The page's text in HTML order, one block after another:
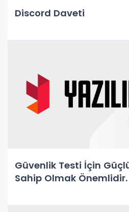
Discord Daveti
Güvenlik Testi İçin
Sahip Olmak Önemlidir.